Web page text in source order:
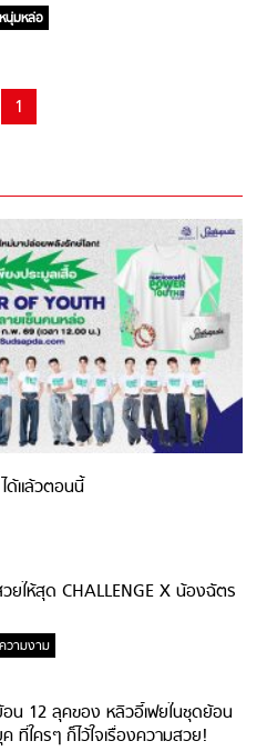
หนุ่มหล่อ
1
ด้แล้วตอนนี้
ยให้สุด CHALLENGE X น้องฉัตร
ความงาม
น 12 ลุคของ หลิวอี้เฟยในชุดย้อน
ที่ใครๆ ก็ไว้ใจเรื่องความสวย!